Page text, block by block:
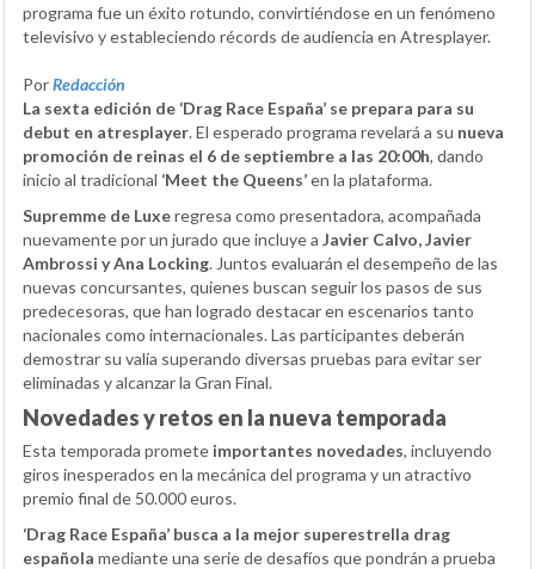
programa fue un éxito rotundo, convirtiéndose en un fenómeno
televisivo y estableciendo récords de audiencia en Atresplayer.
PorRedacción
La sexta edición de ‘Drag Race España’ se prepara para su
debut en atresplayer. El esperado programa revelará a su nueva
promoción de reinas el 6 de septiembre a las 20:00h, dando
inicio al tradicional ‘Meet the Queens’en la plataforma.
Supremme de Luxeregresa como presentadora, acompañada
nuevamente por un jurado que incluye a Javier Calvo, Javier
Ambrossi y Ana Locking. Juntos evaluarán el desempeño de las
nuevas concursantes, quienes buscan seguir los pasos de sus
predecesoras, que han logrado destacar en escenarios tanto
nacionales como internacionales. Las participantes deberán
demostrar su valía superando diversas pruebas para evitar ser
eliminadas y alcanzar la Gran Final.
Novedades y retos en la nueva temporada
Esta temporada promete importantes novedades, incluyendo
giros inesperados en la mecánica del programa y un atractivo
premio final de 50.000 euros.
‘Drag Race España’ busca a la mejor superestrella drag
española mediante una serie de desafíos que pondrán a prueba